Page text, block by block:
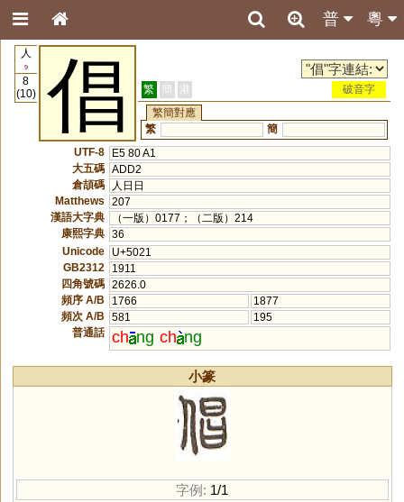
粵
普
人
9
8
(10)
倡 繁 簡 港
破音字
繁簡對應
繁
簡
UTF-8
E5 80 A1
大五碼 ADD2
倉頡碼
人日日
Matthews
207
漢語大字典
（一版）0177；（二版）214
康熙字典 36
Unicode
U+5021
GB2312
1911
四角號碼 2626.0
頻序 A/B
1766
1877
頻次 A/B
581
195
普通話 ch ng ch ng
小篆
字例: 1/1